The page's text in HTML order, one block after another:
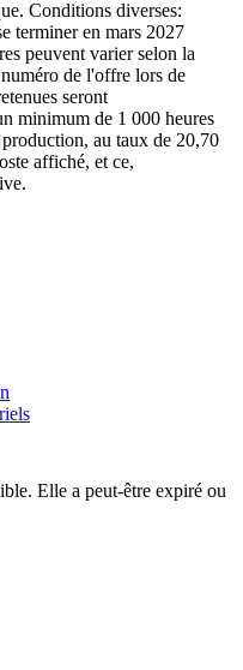
Conditions diverses:
terminer en mars 2027
peuvent varier selon la
de l'offre lors de
seront
minimum de 1 000 heures
au taux de 20,70
affiché, et ce,
Elle a peut-être expiré ou